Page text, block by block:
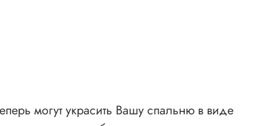
могут украсить Вашу спальню в виде